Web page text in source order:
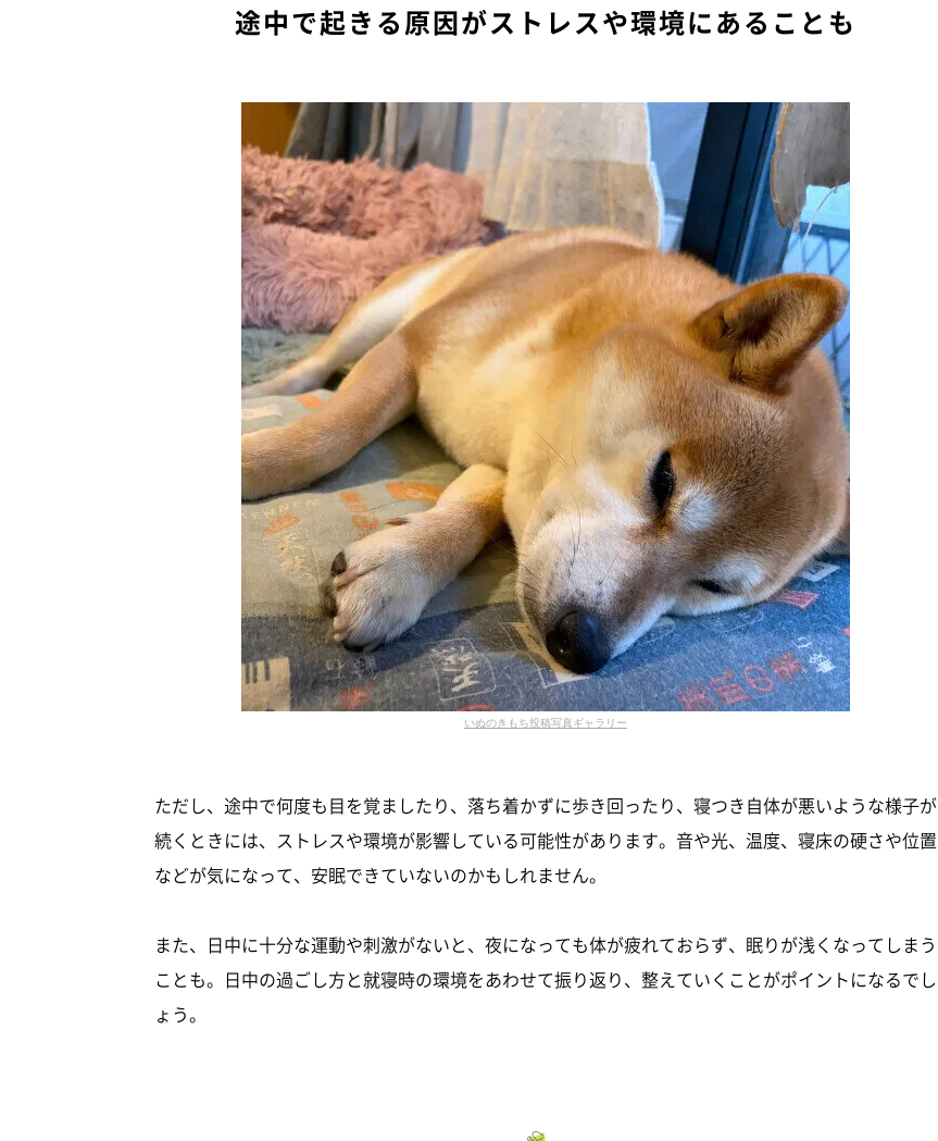
途中で起きる原因がストレスや環境にあることも
いぬのきもち投稿写真ギャラリー
ただし、途中で何度も目を覚ましたり、落ち着かずに歩き回ったり、寝つき自体が悪いような様子が
続くときには、ストレスや環境が影響している可能性があります。音や光、温度、寝床の硬さや位置
などが気になって、安眠できていないのかもしれません。
また、日中に十分な運動や刺激がないと、夜になっても体が疲れておらず、眠りが浅くなってしまう
ことも。日中の過ごし方と就寝時の環境をあわせて振り返り、整えていくことがポイントになるでし
ょう。